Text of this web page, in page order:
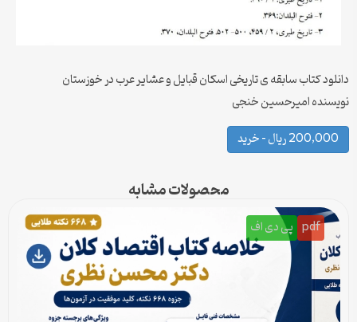
دانلود کتاب سابقه ی تاریخی اسکان قبایل و عشایر عرب در خوزستان
نویسنده امیرحسین خنجی
200,000 ریال – خرید
محصولات مشابه
pdf پی دی اف